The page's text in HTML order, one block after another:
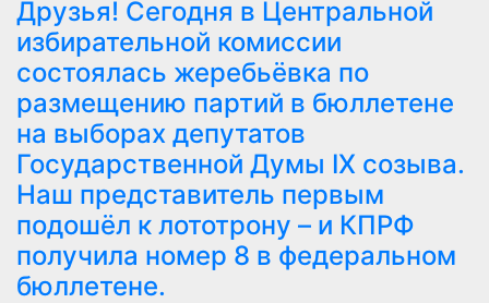
Друзья! Сегодня в Центральной
избирательной комиссии
состоялась жеребьёвка по
размещению партий в бюллетене
на выборах депутатов
Государственной Думы IX созыва.
Наш представитель первым
подошёл к лототрону – и КПРФ
получила номер 8 в федеральном
бюллетене.